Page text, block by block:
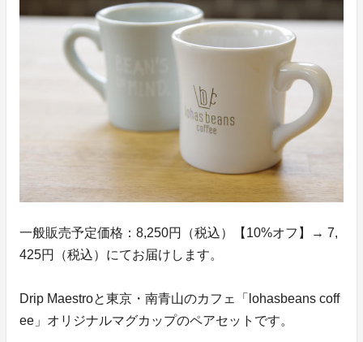
一般販売予定価格：8,250円（税込）【10%オフ】→ 7,
425円（税込）にてお届けします。
Drip Maestroと東京・南青山のカフェ「lohasbeans coff
ee」オリジナルマグカップのペアセットです。